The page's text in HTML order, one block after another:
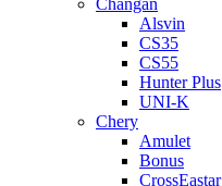
Changan
Alsvin
CS35
CS55
Hunter Plus
UNI-K
Chery
Amulet
Bonus
CrossEastar